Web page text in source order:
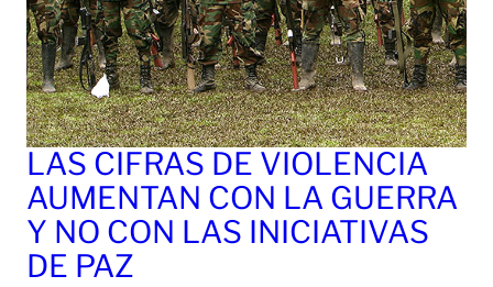
LAS CIFRAS DE VIOLENCIA
AUMENTAN CON LA GUERRA
Y NO CON LAS INICIATIVAS
DE PAZ